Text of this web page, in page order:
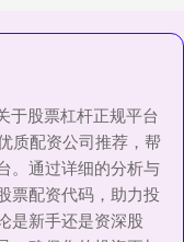
于股票杠杆正规平台
质配资公司推荐，帮
。通过详细的分析与
票配资代码，助力投
是新手还是资深股